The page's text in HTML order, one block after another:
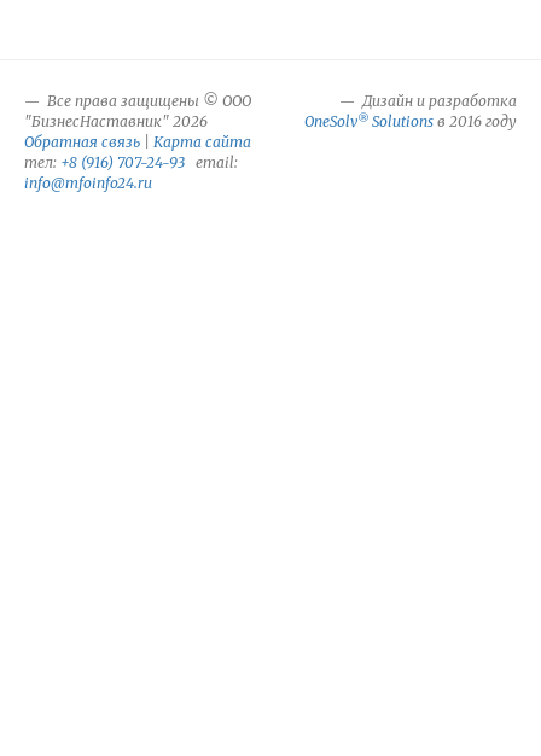
Все права защищены © ООО
"БизнесНаставник" 2026
Обратная связь
Карта сайта
тел: +8 (916) 707-24-93 email:
info@mfoinfo24.ru
Дизайн и разработка
OneSolv® Solutions в 2016 году